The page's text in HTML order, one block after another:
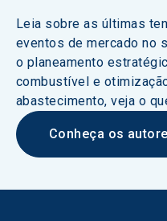
Leia sobre as últimas
eventos de mercado no
o planeamento
combustível e
abastecimento, veja o
Conheça os